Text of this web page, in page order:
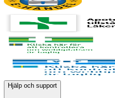
Hjälp och support